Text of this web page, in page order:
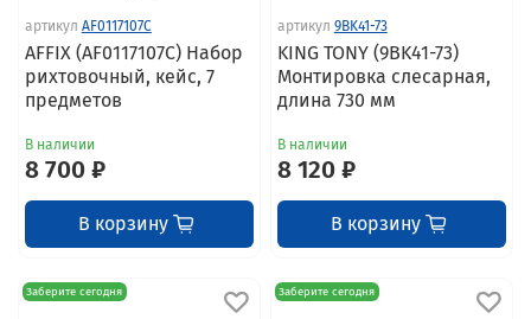
артикул AF0117107C
AFFIX (AF0117107C) Набор
рихтовочный, кейc, 7
предметов
В наличии
8 700 ₽
В корзину
артикул 9BK41-73
KING TONY (9BK41-73)
Монтировка слесарная,
длина 730 мм
В наличии
8 120 ₽
В корзину
Заберите сегодня Заберите сегодня